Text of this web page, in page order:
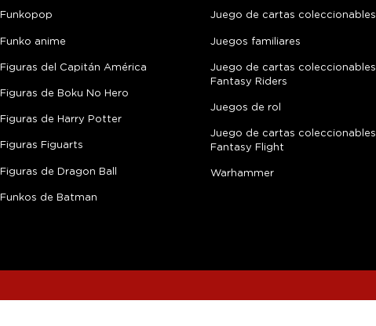
Funkopop
Funko anime
Figuras del Capitán América
Figuras de Boku No Hero
Figuras de Harry Potter
Figuras Figuarts
Figuras de Dragon Ball
Funkos de Batman
Juego de cartas coleccionables
Juegos familiares
Juego de cartas coleccionables
Fantasy Riders
Juegos de rol
Juego de cartas coleccionables
Fantasy Flight
Warhammer